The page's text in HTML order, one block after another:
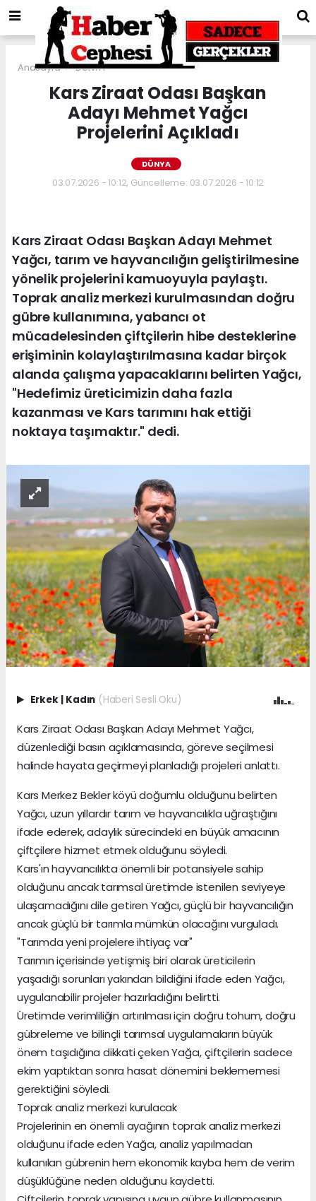
Anasayfa DÜNYA
Kars Ziraat Odası Başkan
Adayı Mehmet Yağcı
Projelerini Açıkladı
DÜNYA
03.07.2026 - 10:12, Güncelleme: 03.07.2026 - 10:12
Kars Ziraat Odası Başkan Adayı Mehmet
Yağcı, tarım ve hayvancılığın geliştirilmesine
yönelik projelerini kamuoyuyla paylaştı.
Toprak analiz merkezi kurulmasından doğru
gübre kullanımına, yabancı ot
mücadelesinden çiftçilerin hibe desteklerine
erişiminin kolaylaştırılmasına kadar birçok
alanda çalışma yapacaklarını belirten Yağcı,
"Hedefimiz üreticimizin daha fazla
kazanması ve Kars tarımını hak ettiği
noktaya taşımaktır." dedi.
Erkek Kadın (Haberi Sesli Oku)
Kars Ziraat Odası Başkan Adayı Mehmet Yağcı,
düzenlediği basın açıklamasında, göreve seçilmesi
halinde hayata geçirmeyi planladığı projeleri anlattı.
Kars Merkez Bekler köyü doğumlu olduğunu belirten
Yağcı, uzun yıllardır tarım ve hayvancılıkla uğraştığını
ifade ederek, adaylık sürecindeki en büyük amacının
çiftçilere hizmet etmek olduğunu söyledi.
Kars'ın hayvancılıkta önemli bir potansiyele sahip
olduğunu ancak tarımsal üretimde istenilen seviyeye
ulaşamadığını dile getiren Yağcı, güçlü bir hayvancılığın
ancak güçlü bir tarımla mümkün olacağını vurguladı.
"Tarımda yeni projelere ihtiyaç var"
Tarımın içerisinde yetişmiş biri olarak üreticilerin
yaşadığı sorunları yakından bildiğini ifade eden Yağcı,
uygulanabilir projeler hazırladığını belirtti.
Üretimde verimliliğin artırılması için doğru tohum, doğru
gübreleme ve bilinçli tarımsal uygulamaların büyük
önem taşıdığına dikkati çeken Yağcı, çiftçilerin sadece
ekim yaptıktan sonra hasat dönemini beklememesi
gerektiğini söyledi.
Toprak analiz merkezi kurulacak
Projelerinin en önemli ayağının toprak analiz merkezi
olduğunu ifade eden Yağcı, analiz yapılmadan
kullanılan gübrenin hem ekonomik kayba hem de verim
düşüklüğüne neden olduğunu kaydetti.